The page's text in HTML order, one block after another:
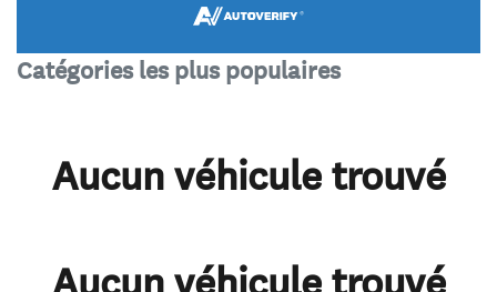
Catégories les plus populaires
Aucun véhicule trouvé
Aucun véhicule trouvé